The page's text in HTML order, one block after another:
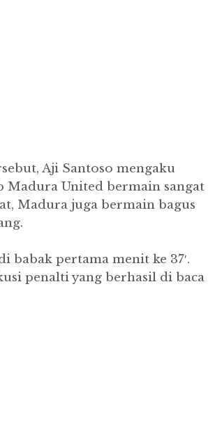
Aji Santoso mengaku
Madura United bermain sangat
Madura juga bermain bagus
babak pertama menit ke 37′.
penalti yang berhasil di baca